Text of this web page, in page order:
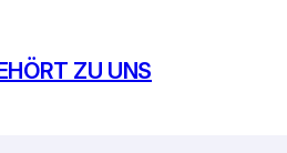
ZU UNS